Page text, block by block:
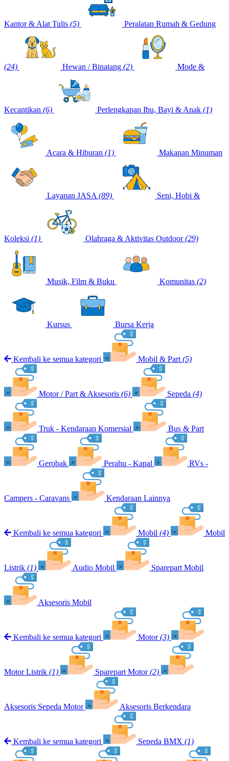
Kantor & Alat Tulis (5) Peralatan Rumah & Gedung
(24) Hewan / Binatang (2) Mode &
Kecantikan (6) Perlengkapan Ibu, Bayi & Anak (1)
Acara & Hiburan (1) Makanan Minuman
Layanan JASA (89) Seni, Hobi &
Koleksi (1) Olahraga & Aktivitas Outdoor (29)
Musik, Film & Buku Komunitas (2)
Kursus Bursa Kerja
Kembali ke semua kategori Mobil & Part (5)
Motor / Part & Aksesoris (6) Sepeda (4)
Truk - Kendaraan Komersial Bus & Part
Gerobak Perahu - Kapal RVs -
Campers - Caravans Kendaraan Lainnya
Kembali ke semua kategori Mobil (4) Mobil
Listrik (1) Audio Mobil Sparepart Mobil
Aksesoris Mobil
Kembali ke semua kategori Motor (3)
Motor Listrik (1) Sparepart Motor (2)
Aksesoris Sepeda Motor Aksesoris Berkendara
Kembali ke semua kategori Sepeda BMX (1)